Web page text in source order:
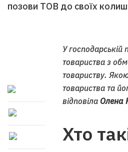
позови ТОВ до своїх
У господарській
товариства з
товариству. Якою
товариства та
відповіла Олена
Хто